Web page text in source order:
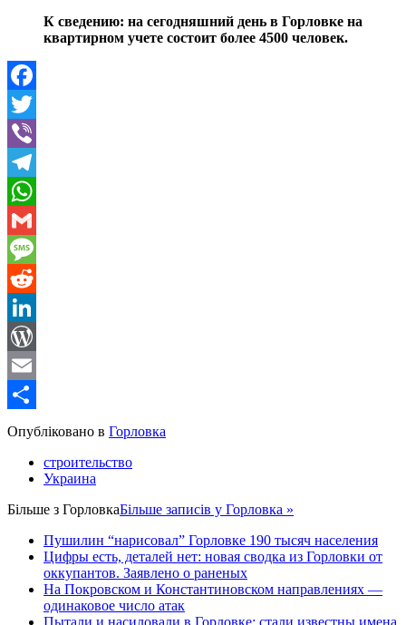
К сведению: на сегодняшний день в Горловке на
квартирном учете состоит более 4500 человек.
Facebook
Twitter
Viber
Telegram
WhatsApp
Gmail
Message
Reddit
LinkedIn
WordPress
Email
Share
Опубліковано в Горловка
строительство
Украина
Більше з ГорловкаБільше записів у Горловка »
Пушилин “нарисовал” Горловке 190 тысяч населения
Цифры есть, деталей нет: новая сводка из Горловки от
оккупантов. Заявлено о раненых
На Покровском и Константиновском направлениях —
одинаковое число атак